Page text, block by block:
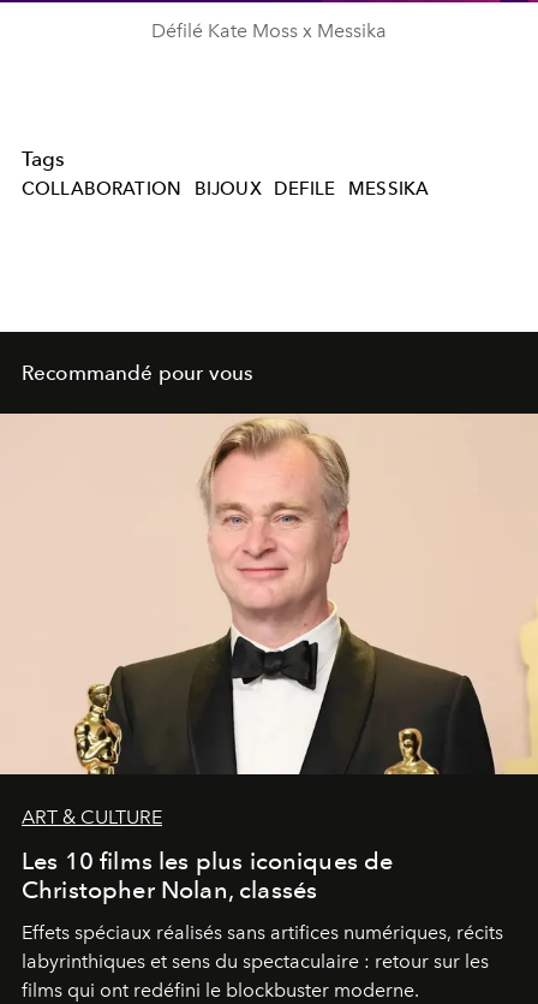
Défilé Kate Moss x Messika
Tags
COLLABORATION BIJOUX DEFILE MESSIKA
Recommandé pour vous
ART & CULTURE
Les 10 films les plus iconiques de
Christopher Nolan, classés
Effets spéciaux réalisés sans artifices numériques, récits
labyrinthiques et sens du spectaculaire : retour sur les
films qui ont redéfini le blockbuster moderne.